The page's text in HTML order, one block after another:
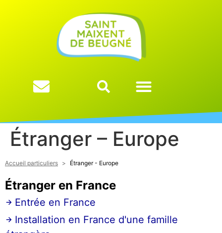
Étranger – Europe
Accueil particuliers > Étranger - Europe
Étranger en France
Entrée en France
Installation en France d'une famille